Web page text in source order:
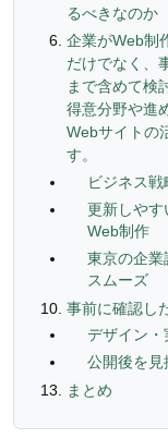
るべきなのか
企業がWeb制
だけでなく、
まで含めて検
得意分野や進
Webサイトの
す。
ビジネス
更新しや
Web制作
東京の企業
スムーズ
事前に確認し
デザイン・
公開後を見
まとめ